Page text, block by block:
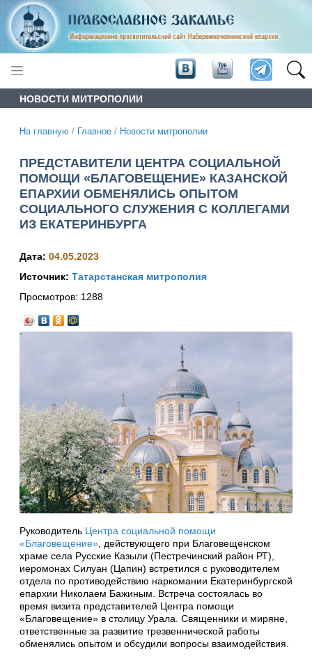
НОВОСТИ МИТРОПОЛИИ
На главную / Главное / Новости митрополии
ПРЕДСТАВИТЕЛИ ЦЕНТРА СОЦИАЛЬНОЙ
ПОМОЩИ «БЛАГОВЕЩЕНИЕ» КАЗАНСКОЙ
ЕПАРХИИ ОБМЕНЯЛИСЬ ОПЫТОМ
СОЦИАЛЬНОГО СЛУЖЕНИЯ С КОЛЛЕГАМИ
ИЗ ЕКАТЕРИНБУРГА
Дата: 04.05.2023
Источник: Татарстанская митрополия
Просмотров: 1288
Руководитель Центра социальной помощи
«Благовещение» , действующего при Благовещенском
храме села Русские Казыли (Пестречинский район РТ),
иеромонах Силуан (Цапин) встретился с руководителем
отдела по противодействию наркомании Екатеринбургской
епархии Николаем Бажиным. Встреча состоялась во
время визита представителей Центра помощи
«Благовещение» в столицу Урала. Священники и миряне,
ответственные за развитие трезвеннической работы
обменялись опытом и обсудили вопросы взаимодействия.